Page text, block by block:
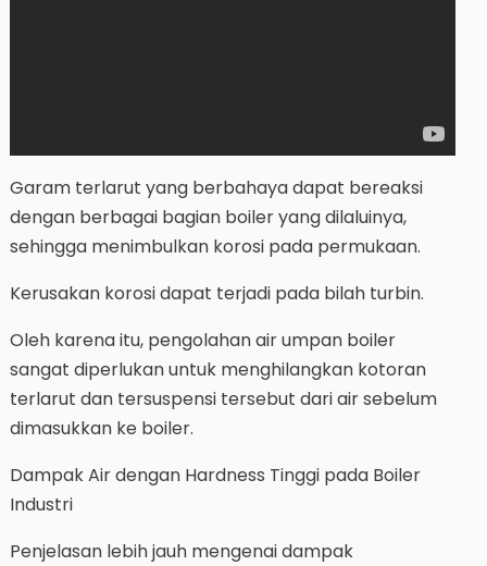
Garam terlarut yang berbahaya dapat bereaksi
dengan berbagai bagian boiler yang dilaluinya,
sehingga menimbulkan korosi pada permukaan.
Kerusakan korosi dapat terjadi pada bilah turbin.
Oleh karena itu, pengolahan air umpan boiler
sangat diperlukan untuk menghilangkan kotoran
terlarut dan tersuspensi tersebut dari air sebelum
dimasukkan ke boiler.
Dampak Air dengan Hardness Tinggi pada Boiler
Industri
Penjelasan lebih jauh mengenai dampak